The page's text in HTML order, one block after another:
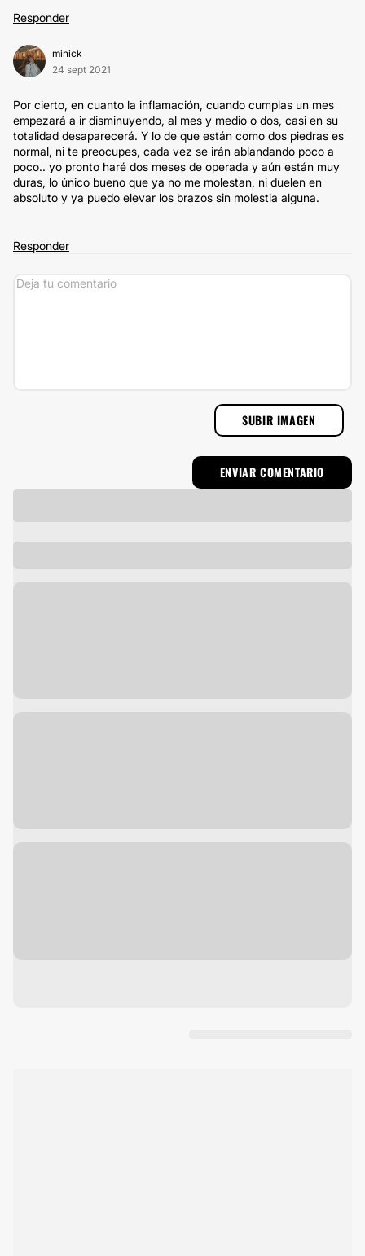
Responder
minick
24 sept 2021
Por cierto, en cuanto la inflamación, cuando cumplas un mes
empezará a ir disminuyendo, al mes y medio o dos, casi en su
totalidad desaparecerá. Y lo de que están como dos piedras es
normal, ni te preocupes, cada vez se irán ablandando poco a
poco.. yo pronto haré dos meses de operada y aún están muy
duras, lo único bueno que ya no me molestan, ni duelen en
absoluto y ya puedo elevar los brazos sin molestia alguna.
Responder
SUBIR IMAGEN